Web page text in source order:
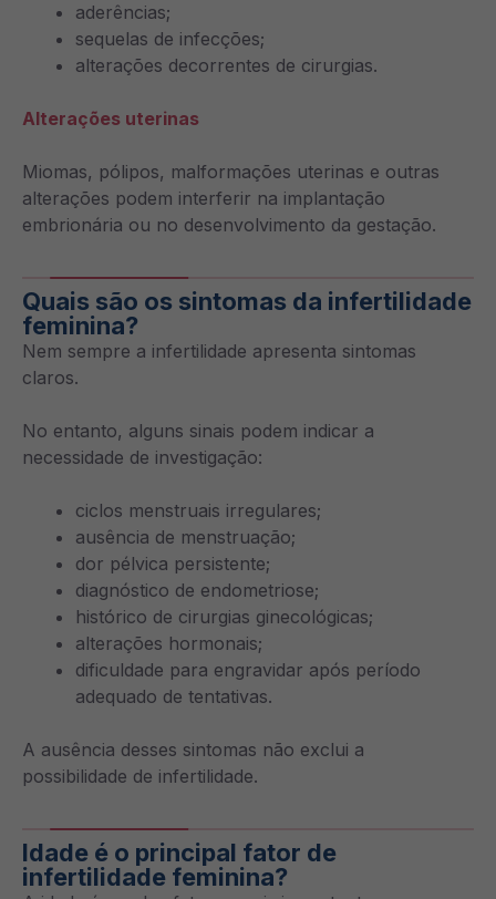
aderências;
sequelas de infecções;
alterações decorrentes de cirurgias.
Alterações uterinas
Miomas, pólipos, malformações uterinas e outras
alterações podem interferir na implantação
embrionária ou no desenvolvimento da gestação.
Quais são os sintomas da infertilidade
feminina?
Nem sempre a infertilidade apresenta sintomas
claros.
No entanto, alguns sinais podem indicar a
necessidade de investigação:
ciclos menstruais irregulares;
ausência de menstruação;
dor pélvica persistente;
diagnóstico de endometriose;
histórico de cirurgias ginecológicas;
alterações hormonais;
dificuldade para engravidar após período
adequado de tentativas.
A ausência desses sintomas não exclui a
possibilidade de infertilidade.
Idade é o principal fator de
infertilidade feminina?